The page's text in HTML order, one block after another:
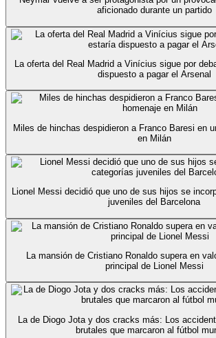
aficionado durante un partido
La oferta del Real Madrid a Vinícius sigue por
dispuesto a pagar el Arsenal
Miles de hinchas despidieron a Franco Baresi en
en Milán
Lionel Messi decidió que uno de sus hijos se
juveniles del Barcelona
La mansión de Cristiano Ronaldo supera en
principal de Lionel Messi
La de Diogo Jota y dos cracks más: Los
brutales que marcaron al fútbol